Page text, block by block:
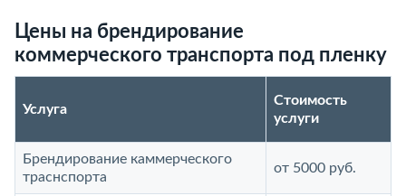
Цены на брендирование
коммерческого транспорта под пленку
Услуга
Стоимость
услуги
Брендирование каммерческого
траснспорта
от 5000 руб.